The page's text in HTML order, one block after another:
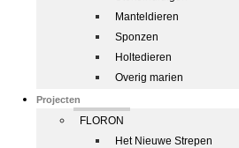
Manteldieren
Sponzen
Holtedieren
Overig marien
Projecten
FLORON
Het Nieuwe Strepen